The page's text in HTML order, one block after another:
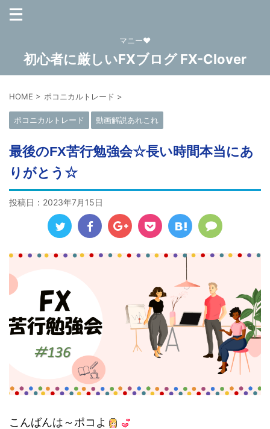
マニー❤
初心者に厳しいFXブログ FX-Clover
HOME > ポコニカルトレード >
ポコニカルトレード 動画解説あれこれ
最後のFX苦行勉強会☆長い時間本当にあ
りがとう☆
投稿日： 2023年7月15日
こんばんは～ポコよ